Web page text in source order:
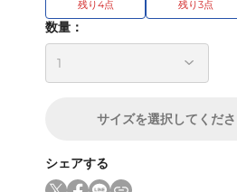
数量：
サイズを選択してくだ
シェアする